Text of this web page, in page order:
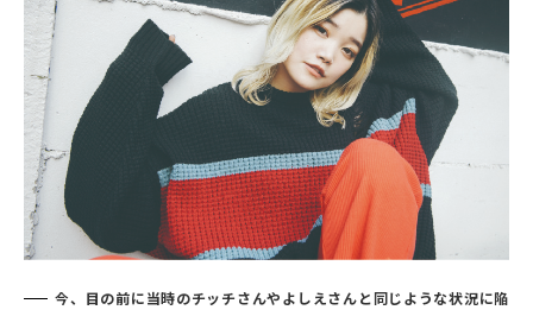
今、目の前に当時のチッチさんやよしえさんと同じような状況に陥